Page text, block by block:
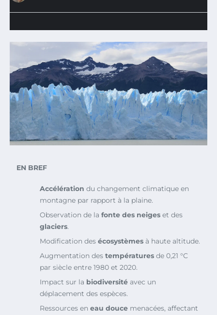
EN BREF
Accélération du changement climatique en
montagne par rapport à la plaine.
Observation de la fonte des neiges et des
glaciers.
Modification des écosystèmes à haute altitude.
Augmentation des températures de 0,21 °C
par siècle entre 1980 et 2020.
Impact sur la biodiversité avec un
déplacement des espèces.
Ressources en eau douce menacées, affectant